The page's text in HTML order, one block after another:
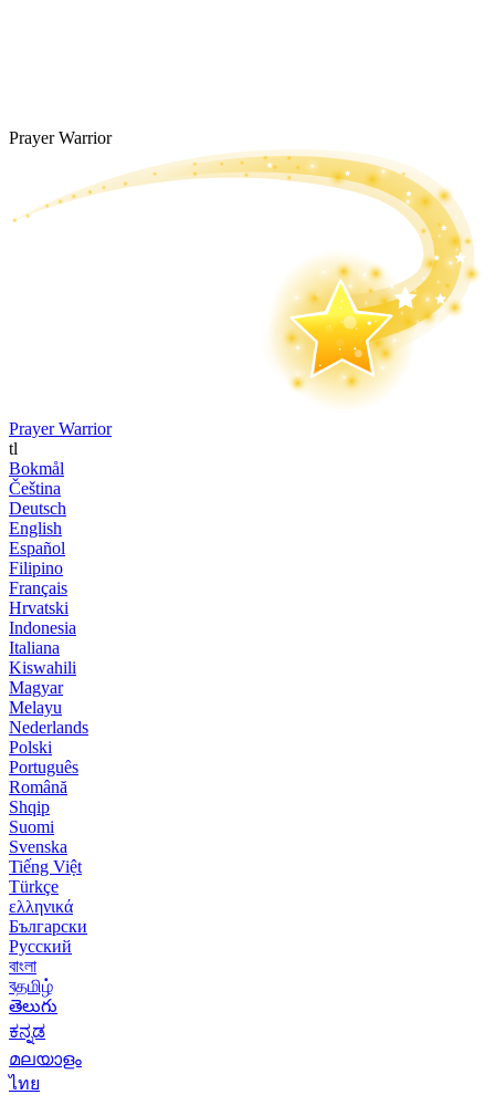
Prayer Warrior
Prayer Warrior
tl
Bokmål
Čeština
Deutsch
English
Español
Filipino
Français
Hrvatski
Indonesia
Italiana
Kiswahili
Magyar
Melayu
Nederlands
Polski
Português
Română
Shqip
Suomi
Svenska
Tiếng Việt
Türkçe
ελληνικά
Български
Русский
বাংলা
বதமிழ்
తెలుగు
ಕನ್ನಡ
മലയാളം
ไทย